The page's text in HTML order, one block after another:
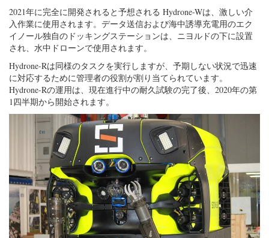
2021年に完全に開発されると予想される Hydrone-Wは、激しい介
入作業に使用されます。データ送信および海中誘導充電用のエク
イノール独自のドッキングステーションは、ニヨルドの下に設置
され、水中ドローンで使用されます。
Hydrone-Rは同様のタスクを実行しますが、予期しない状況で迅速
に対応するために管理者の役割が割り当てられています。
Hydrone-Rの運用は、現在進行中の耐久試験の完了後、2020年の第
1四半期から開始されます。